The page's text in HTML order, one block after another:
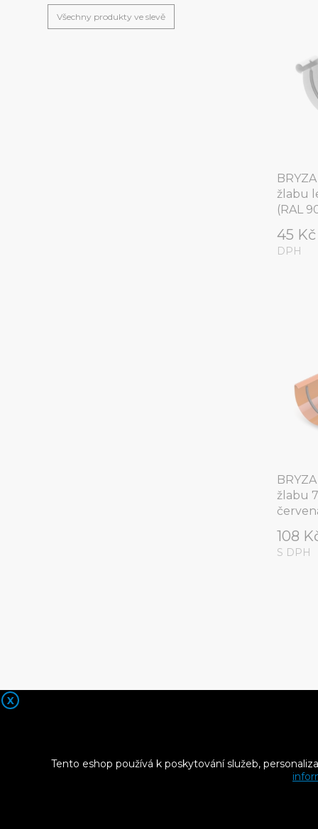
X
Tento eshop používá k poskytování služeb,
(41-001)skládací pilku (41-041).
Všechny produkty ve slevě
žlabu
(RAL
45 Kč
DPH
žlabu
108
S DPH